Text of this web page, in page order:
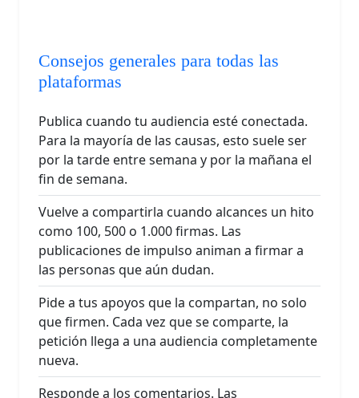
Consejos generales para todas las
plataformas
Publica cuando tu audiencia esté conectada.
Para la mayoría de las causas, esto suele ser
por la tarde entre semana y por la mañana el
fin de semana.
Vuelve a compartirla cuando alcances un hito
como 100, 500 o 1.000 firmas. Las
publicaciones de impulso animan a firmar a
las personas que aún dudan.
Pide a tus apoyos que la compartan, no solo
que firmen. Cada vez que se comparte, la
petición llega a una audiencia completamente
nueva.
Responde a los comentarios. Las